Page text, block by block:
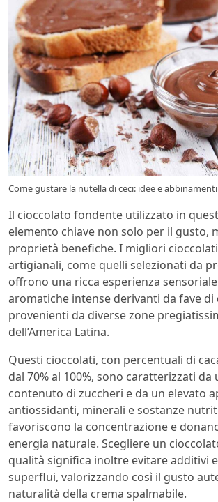
Come gustare la nutella di ceci: idee e
Il cioccolato fondente utilizzato in
elemento chiave non solo per il gusto,
proprietà benefiche. I migliori
artigianali, come quelli selezionati da
offrono una ricca esperienza
aromatiche intense derivanti da fave di
provenienti da diverse zone
dell’America Latina.
Questi cioccolati, con percentuali di
dal 70% al 100%, sono caratterizzati da
contenuto di zuccheri e da un elevato
antiossidanti, minerali e sostanze
favoriscono la concentrazione e
energia naturale. Scegliere un
qualità significa inoltre evitare additivi
superflui, valorizzando così il gusto
naturalità della crema spalmabile.